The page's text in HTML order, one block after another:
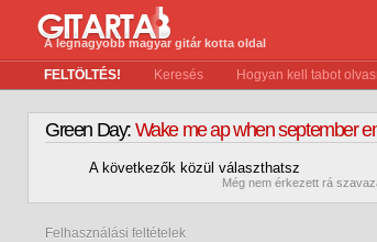
A legnagyobb magyar gitár kotta oldal
FELTÖLTÉS! Keresés Hogyan kell tabot
Green Day: Wake me ap when september
A következők közül választhatsz
Még nem érkezett rá
Felhasználási feltételek